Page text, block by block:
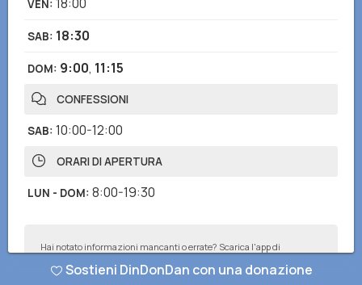
VEN:
SAB: 18:30
DOM: 9:00, 11:15
CONFESSIONI
SAB: 10:00-12:00
ORARI DI APERTURA
LUN - DOM: 8:00-19:30
Hai notato informazioni mancanti o errate? Scarica l'app di
Sostieni DinDonDan con una donazione